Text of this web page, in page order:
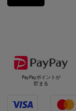
PayPayポイントが
貯まる